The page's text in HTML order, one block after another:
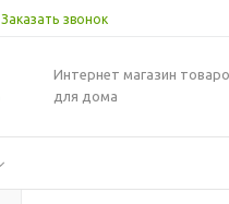
Заказать звонок
Интернет магазин
для дома